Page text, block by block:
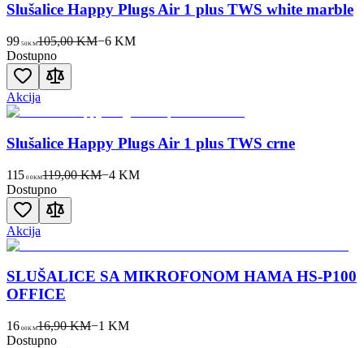
Slušalice Happy Plugs Air 1 plus TWS white marble
99 50KM105,00 KM−6KM
Dostupno
Akcija
Slušalice Happy Plugs Air 1 plus TWS crne
115 00KM119,00 KM−4 KM
Dostupno
Akcija
SLUŠALICE SA MIKROFONOM HAMA HS-P100
OFFICE
16 00KM16,90 KM−1 KM
Dostupno